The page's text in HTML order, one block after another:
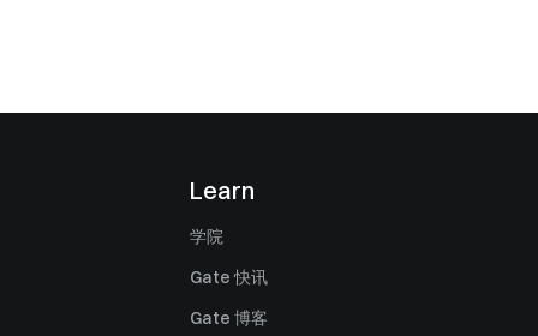
Learn
学院
Gate 快讯
Gate 博客